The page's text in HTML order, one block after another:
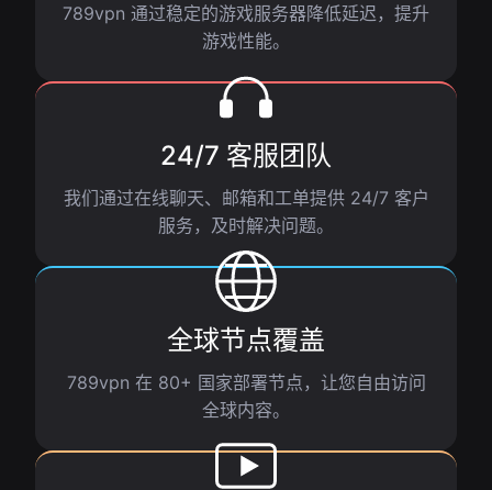
789vpn 通过稳定的游戏服务器降低延迟，提升
游戏性能。
24/7 客服团队
我们通过在线聊天、邮箱和工单提供 24/7 客户
服务，及时解决问题。
全球节点覆盖
789vpn 在 80+ 国家部署节点，让您自由访问
全球内容。